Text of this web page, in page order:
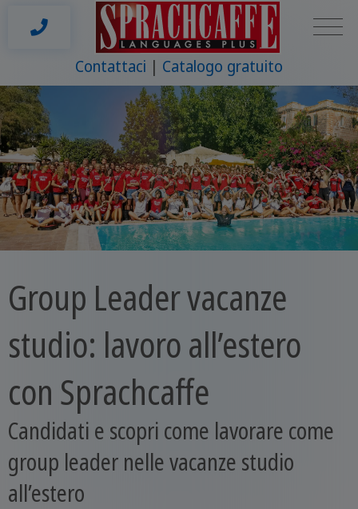
Contattaci Catalogo gratuito
Group Leader vacanze
studio: lavoro all’estero
con Sprachcaffe
Candidati e scopri come lavorare come
group leader nelle vacanze studio
all’estero